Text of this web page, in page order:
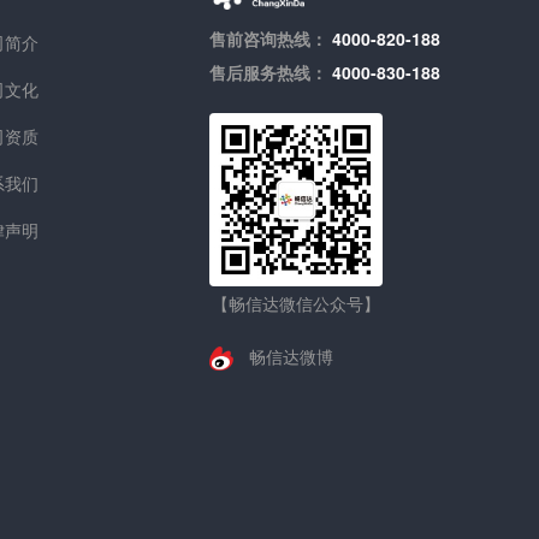
简介
文化
资质
我们
声明
售前咨询热线： 4000-820-188
售后服务热线： 4000-830-188
【畅信达微信公众号】
畅信达微博